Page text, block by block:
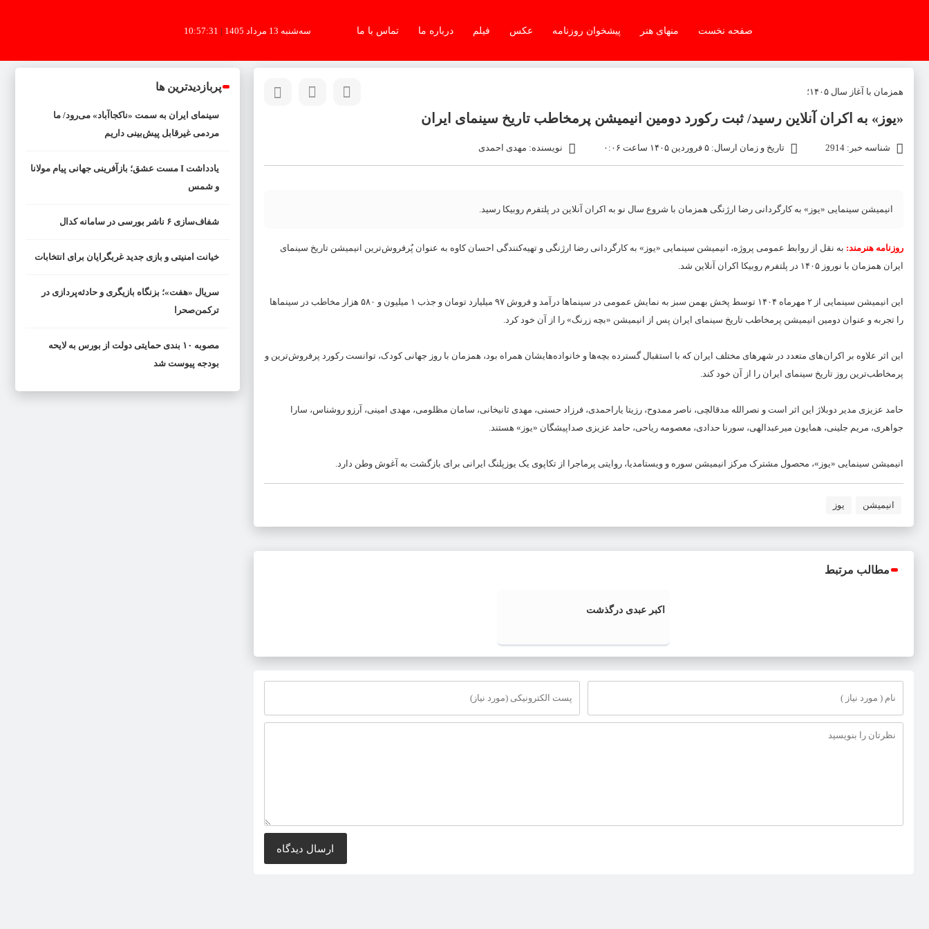
صفحه نخست منهای هنر پیشخوان روزنامه عکس فیلم درباره ما تماس با ما سه‌شنبه 13 مرداد 1405 |
10:57:31
همزمان با آغاز سال ۱۴۰۵؛
«یوز» به اکران آنلاین رسید/ ثبت رکورد دومین انیمیشن پرمخاطب تاریخ سینمای ایران
شناسه خبر: 2914 تاریخ و زمان ارسال: ۵ فروردین ۱۴۰۵ ساعت ۰:۰۶ نویسنده: مهدی احمدی
انیمیشن سینمایی «یوز» به کارگردانی رضا ارژنگی همزمان با شروع سال نو به اکران آنلاین در پلتفرم روبیکا رسید.
روزنامه هنرمند: به نقل از روابط عمومی پروژه، انیمیشن سینمایی «یوز» به کارگردانی رضا ارژنگی و تهیه‌کنندگی احسان کاوه به عنوان پٌرفروش‌ترین انیمیشن تاریخ سینمای
ایران همزمان با نوروز ۱۴۰۵ در پلتفرم روبیکا اکران آنلاین شد.
این انیمیشن سینمایی از ۲ مهرماه ۱۴۰۴ توسط پخش بهمن سبز به نمایش عمومی در سینماها درآمد و فروش ۹۷ میلیارد تومان و جذب ۱ میلیون و ۵۸۰ هزار مخاطب در سینماها
را تجربه و عنوان دومین انیمیشن پرمخاطب تاریخ سینمای ایران پس از انیمیشن «بچه زرنگ» را از آن خود کرد.
این اثر علاوه بر اکران‌های متعدد در شهرهای مختلف ایران که با استقبال گسترده بچه‌ها و خانواده‌هایشان همراه بود، همزمان با روز جهانی کودک، توانست رکورد پرفروش‌ترین و
پرمخاطب‌ترین روز تاریخ سینمای ایران را از آن خود کند.
حامد عزیزی مدیر دوبلاژ این اثر است و نصرالله مدقالچی، ناصر ممدوح، رزیتا یاراحمدی، فرزاد حسنی، مهدی ثانیخانی، سامان مظلومی، مهدی امینی، آرزو روشناس، سارا
جواهری، مریم جلینی، همایون میرعبدالهی، سورنا حدادی، معصومه ریاحی، حامد عزیزی صداپیشگان «یوز» هستند.
انیمیشن سینمایی «یوز»، محصول مشترک مرکز انیمیشن سوره و ویستامدیا، روایتی پرماجرا از تکاپوی یک یوزپلنگ ایرانی برای بازگشت به آغوش وطن دارد.
انیمیشن یوز
مطالب مرتبط
اکبر عبدی درگذشت
پربازدیدترین ها
سینمای ایران به سمت «ناکجاآباد» می‌رود/ ما
مردمی غیرقابل پیش‌بینی داریم
یادداشت I مست عشق؛ بازآفرینی جهانی پیام مولانا
و شمس
شفاف‌سازی ۶ ناشر بورسی در سامانه کدال
خیانت امنیتی و بازی جدید غربگرایان برای انتخابات
سریال «هفت»؛ بزنگاه بازیگری و حادثه‌پردازی در
ترکمن‌صحرا
مصوبه ۱۰ بندی حمایتی دولت از بورس به لایحه
بودجه پیوست شد